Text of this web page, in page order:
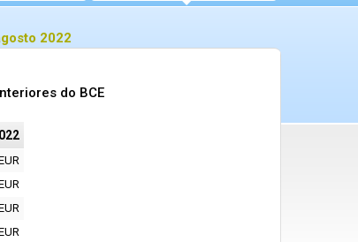
2022
do BCE